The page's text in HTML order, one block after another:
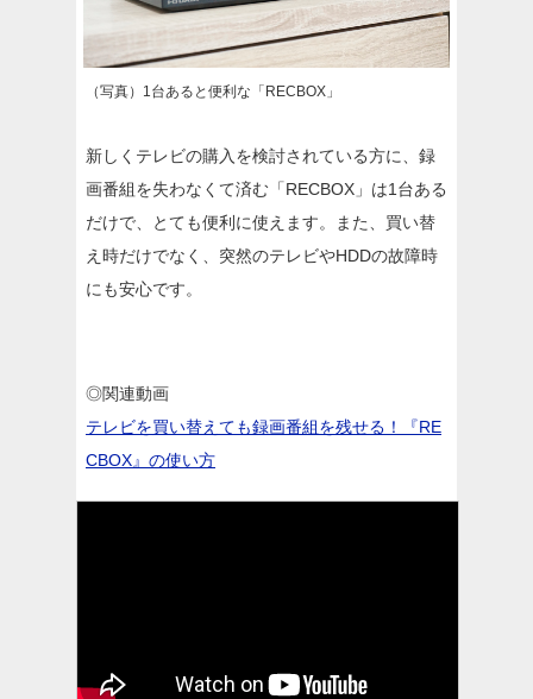
（写真）1台あると便利な「RECBOX」
新しくテレビの購入を検討されている方に、録
画番組を失わなくて済む「RECBOX」は1台ある
だけで、とても便利に使えます。また、買い替
え時だけでなく、突然のテレビやHDDの故障時
にも安心です。
◎関連動画
テレビを買い替えても録画番組を残せる！『RE
CBOX』の使い方